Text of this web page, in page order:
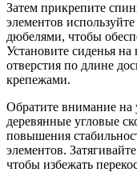
Затем прикрепите
элементов
дюбелями, чтобы
Установите сиденья на
отверстия по длине
крепежами.
Обратите внимание на
деревянные угловые
повышения
элементов.
чтобы избежать